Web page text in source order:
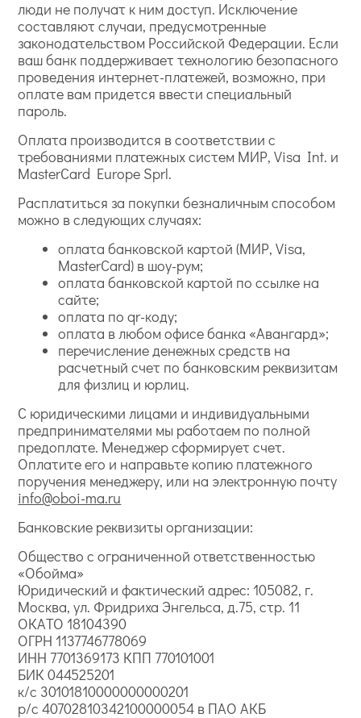
люди не получат к ним доступ. Исключение
составляют случаи, предусмотренные
законодательством Российской Федерации. Если
ваш банк поддерживает технологию безопасного
проведения интернет-платежей, возможно, при
оплате вам придется ввести специальный
пароль.
Оплата производится в соответствии с
требованиями платежных систем МИР, Visa Int. и
MasterCard Europe Sprl.
Расплатиться за покупки безналичным способом
можно в следующих случаях:
оплата банковской картой (МИР, Visa,
MasterCard) в шоу-рум;
оплата банковской картой по ссылке на
сайте;
оплата по qr-коду;
оплата в любом офисе банка «Авангард»;
перечисление денежных средств на
расчетный счет по банковским реквизитам
для физлиц и юрлиц.
С юридическими лицами и индивидуальными
предпринимателями мы работаем по полной
предоплате. Менеджер сформирует счет.
Оплатите его и направьте копию платежного
поручения менеджеру, или на электронную почту
info@oboi-ma.ru
Банковские реквизиты организации:
Общество с ограниченной ответственностью
«Обойма»
Юридический и фактический адрес: 105082, г.
Москва, ул. Фридриха Энгельса, д.75, стр. 11
ОКАТО 18104390
ОГРН 1137746778069
ИНН 7701369173 КПП 770101001
БИК 044525201
к/с 30101810000000000201
р/с 40702810342100000054 в ПАО АКБ